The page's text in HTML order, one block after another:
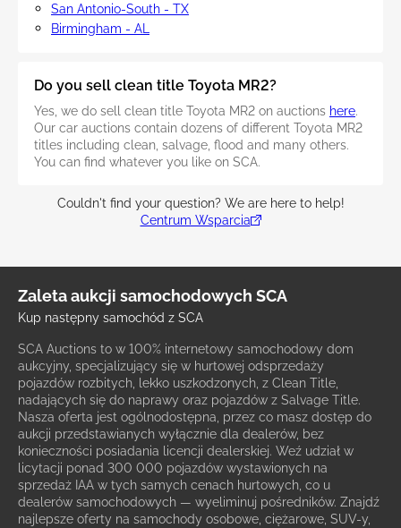
San Antonio-South - TX
Birmingham - AL
Do you sell clean title Toyota MR2?
Yes, we do sell clean title Toyota MR2 on auctions here.
Our car auctions contain dozens of different Toyota MR2
titles including clean, salvage, flood and many others.
You can find whatever you like on SCA.
Couldn't find your question? We are here to help!
Centrum Wsparcia
Zaleta aukcji samochodowych SCA
Kup następny samochód z SCA
SCA Auctions to w 100% internetowy samochodowy dom
aukcyjny, specjalizujący się w hurtowej odsprzedaży
pojazdów rozbitych, lekko uszkodzonych, z Clean Title,
nadających się do naprawy oraz pojazdów z Salvage Title.
Nasza oferta jest ogólnodostępna, przez co masz dostęp do
aukcji przedstawianych wyłącznie dla dealerów, bez
konieczności posiadania licencji dealerskiej. Weź udział w
licytacji ponad 300 000 pojazdów wystawionych na
sprzedaż IAA w tych samych cenach hurtowych, co u
dealerów samochodowych — wyeliminuj pośredników. Znajdź
najlepsze oferty na samochody osobowe, ciężarowe, SUV-y,